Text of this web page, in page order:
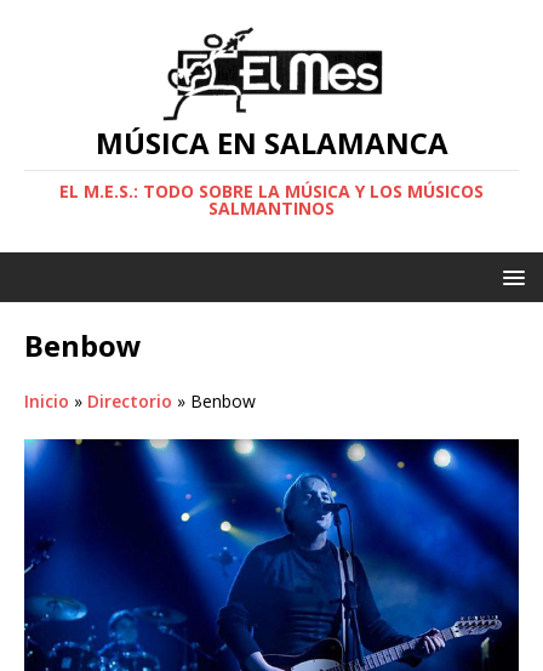
MÚSICA EN SALAMANCA
EL M.E.S.: TODO SOBRE LA MÚSICA Y LOS MÚSICOS
SALMANTINOS
Benbow
Inicio » Directorio » Benbow